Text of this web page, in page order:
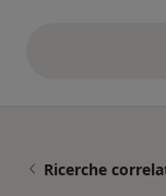
Ricerche